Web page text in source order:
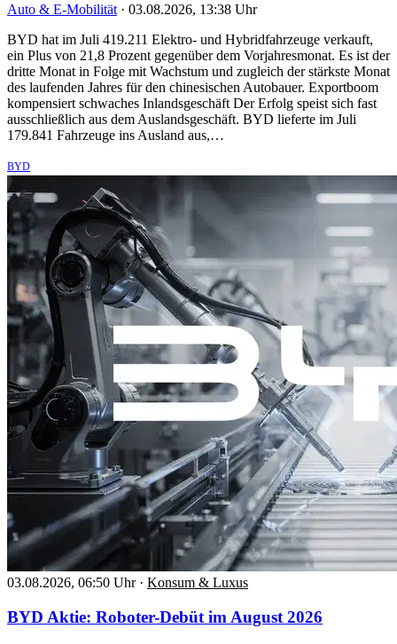
Auto & E-Mobilität · 03.08.2026, 13:38 Uhr
BYD hat im Juli 419.211 Elektro- und Hybridfahrzeuge verkauft,
ein Plus von 21,8 Prozent gegenüber dem Vorjahresmonat. Es ist der
dritte Monat in Folge mit Wachstum und zugleich der stärkste Monat
des laufenden Jahres für den chinesischen Autobauer. Exportboom
kompensiert schwaches Inlandsgeschäft Der Erfolg speist sich fast
ausschließlich aus dem Auslandsgeschäft. BYD lieferte im Juli
179.841 Fahrzeuge ins Ausland aus,…
BYD
03.08.2026, 06:50 Uhr · Konsum & Luxus
BYD Aktie: Roboter-Debüt im August 2026